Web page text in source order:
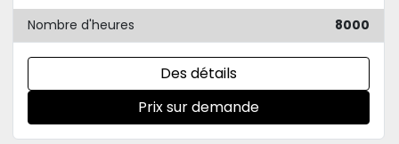
Nombre d'heures
8000
Des détails
Prix sur demande